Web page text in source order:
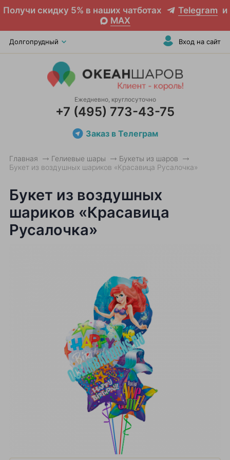
Получи скидку 5% в наших чатботах Telegram и
MAX
Долгопрудный Вход на сайт
Ежедневно, круглосуточно
+7 (495) 773-43-75
Заказ в Телеграм
Главная Гелиевые шары
Букеты из шаров
Букет из воздушных шариков «Красавица Русалочка»
Букет из воздушных
шариков «Красавица
Русалочка»